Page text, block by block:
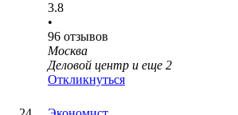
3.8
•
96 отзывов
Москва
Деловой центр и еще 2
Откликнуться